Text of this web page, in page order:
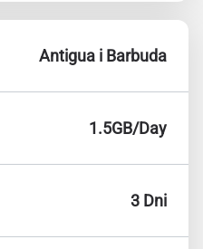
Antigua i Barbuda
1.5GB/Day
3 Dni